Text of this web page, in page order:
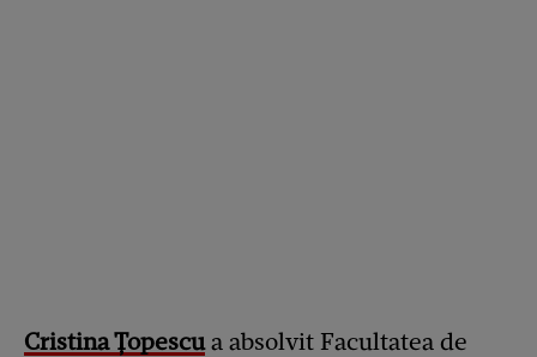
Cristina Țopescua absolvit Facultatea de